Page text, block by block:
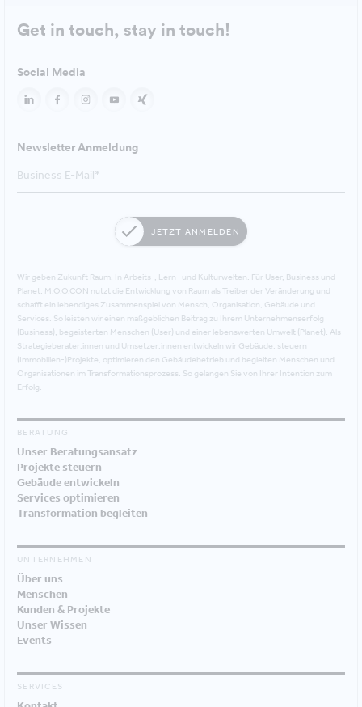
Get in touch, stay in touch!
Social Media
Newsletter Anmeldung
JETZT ANMELDEN
Wir geben Zukunft Raum. In Arbeits-, Lern- und Kulturwelten. Für User, Business und
Planet. M.O.O.CON nutzt die Entwicklung von Raum als Treiber der Veränderung und
schafft ein lebendiges Zusammenspiel von Mensch, Organisation, Gebäude und
Services. So leisten wir einen maßgeblichen Beitrag zu Ihrem Unternehmenserfolg
(Business), begeisterten Menschen (User) und einer lebenswerten Umwelt (Planet). Als
Strategieberater:innen und Umsetzer:innen entwickeln wir Gebäude, steuern
(Immobilien-)Projekte, optimieren den Gebäudebetrieb und begleiten Menschen und
Organisationen im Transformationsprozess. So gelangen Sie von Ihrer Intention zum
Erfolg.
BERATUNG
Unser Beratungsansatz
Projekte steuern
Gebäude entwickeln
Services optimieren
Transformation begleiten
UNTERNEHMEN
Über uns
Menschen
Kunden & Projekte
Unser Wissen
Events
SERVICES